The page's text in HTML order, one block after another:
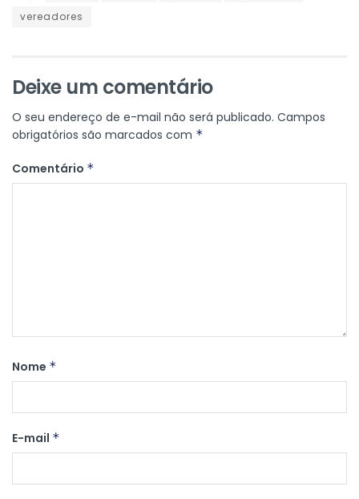
vereadores
Deixe um comentário
O seu endereço de e-mail não será publicado. Campos
obrigatórios são marcados com *
Comentário *
Nome *
E-mail *